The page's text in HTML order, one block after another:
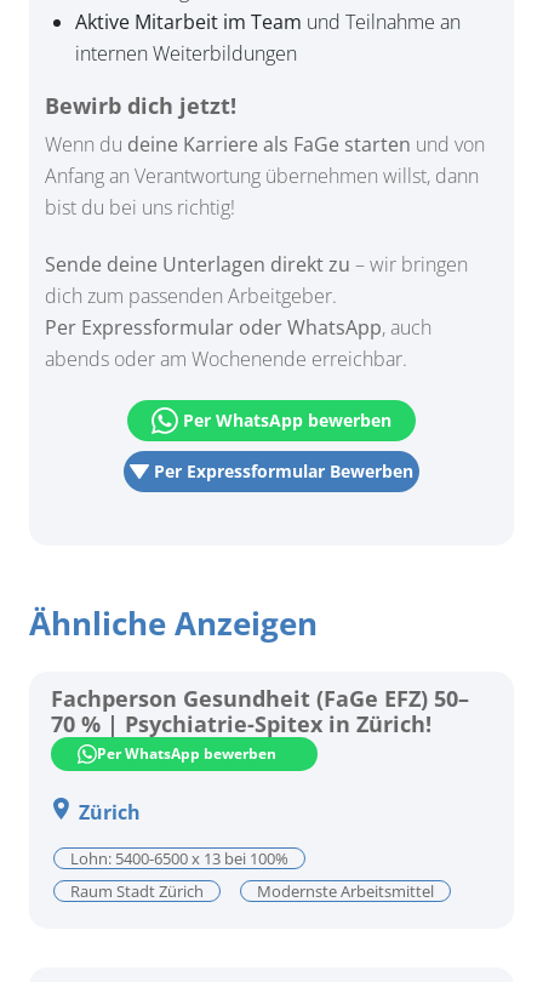
Aktive Mitarbeit im Team und Teilnahme an
internen Weiterbildungen
Bewirb dich jetzt!
Wenn du deine Karriere als FaGe starten und von
Anfang an Verantwortung übernehmen willst, dann
bist du bei uns richtig!
Sende deine Unterlagen direkt zu – wir bringen
dich zum passenden Arbeitgeber.
Per Expressformular oder WhatsApp, auch
abends oder am Wochenende erreichbar.
Per Expressformular Bewerben
Per WhatsApp bewerben
Ähnliche Anzeigen
Fachperson Gesundheit (FaGe EFZ) 50–
70 % | Psychiatrie-Spitex in Zürich!
Per WhatsApp bewerben
Zürich
Lohn: 5400-6500 x 13 bei 100%
Raum Stadt Zürich
Modernste Arbeitsmittel